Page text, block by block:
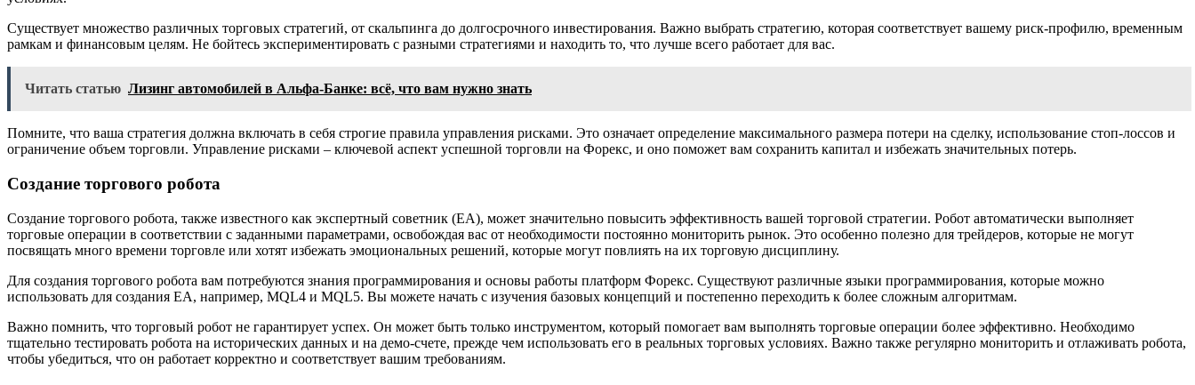
Существует множество различных торговых стратегий, от скальпинга до долгосрочного инвестирования. Важно выбрать стратегию, которая соответствует вашему риск-профилю, временным
рамкам и финансовым целям. Не бойтесь экспериментировать с разными стратегиями и находить то, что лучше всего работает для вас.
Читать статью Лизинг автомобилей в Альфа-Банке: всё, что вам нужно знать
Помните, что ваша стратегия должна включать в себя строгие правила управления рисками. Это означает определение максимального размера потери на сделку, использование стоп-лоссов и
ограничение объем торговли. Управление рисками – ключевой аспект успешной торговли на Форекс, и оно поможет вам сохранить капитал и избежать значительных потерь.
Создание торгового робота
Создание торгового робота, также известного как экспертный советник (EA), может значительно повысить эффективность вашей торговой стратегии. Робот автоматически выполняет
торговые операции в соответствии с заданными параметрами, освобождая вас от необходимости постоянно мониторить рынок. Это особенно полезно для трейдеров, которые не могут
посвящать много времени торговле или хотят избежать эмоциональных решений, которые могут повлиять на их торговую дисциплину.
Для создания торгового робота вам потребуются знания программирования и основы работы платформ Форекс. Существуют различные языки программирования, которые можно
использовать для создания EA, например, MQL4 и MQL5. Вы можете начать с изучения базовых концепций и постепенно переходить к более сложным алгоритмам.
Важно помнить, что торговый робот не гарантирует успех. Он может быть только инструментом, который помогает вам выполнять торговые операции более эффективно. Необходимо
тщательно тестировать робота на исторических данных и на демо-счете, прежде чем использовать его в реальных торговых условиях. Важно также регулярно мониторить и отлаживать робота,
чтобы убедиться, что он работает корректно и соответствует вашим требованиям.